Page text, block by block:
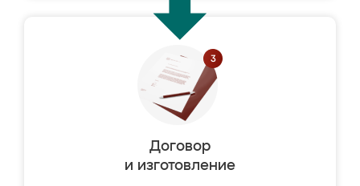
Договор
и изготовление